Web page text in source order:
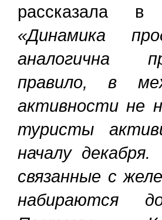
рассказала
«Динамика
аналогична
правило, в
активности не
туристы
началу
связанные с
набираются